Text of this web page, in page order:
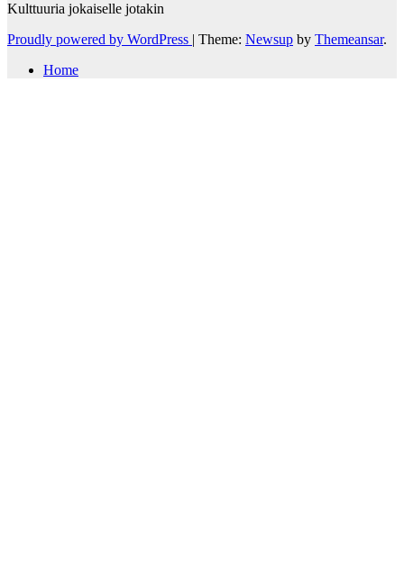
Kulttuuria jokaiselle jotakin
Proudly powered by WordPress | Theme: Newsup by Themeansar.
Home